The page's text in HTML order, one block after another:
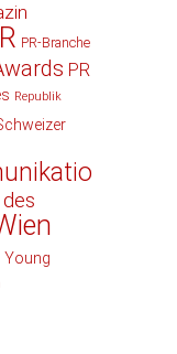
PR-Branche
PR
Republik
Young